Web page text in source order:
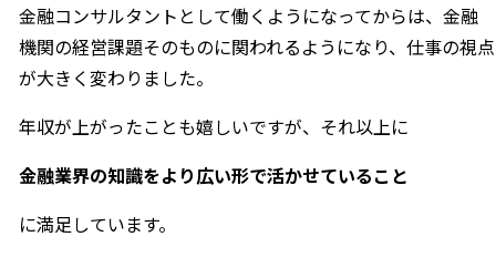
金融コンサルタントとして働くようになってからは、金融
機関の経営課題そのものに関われるようになり、仕事の視点
が大きく変わりました。
年収が上がったことも嬉しいですが、それ以上に
金融業界の知識をより広い形で活かせていること
に満足しています。